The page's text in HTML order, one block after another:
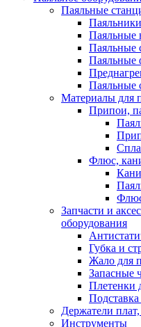
Паяльные
Паяльники
Паяльные
Паяльные
Паяльные
Паяльные
Материалы для
Припои,
Флюс,
Запчасти и
оборудования
Губка и
Жало для
Запасные
Плетенки
Держатели
Инструменты